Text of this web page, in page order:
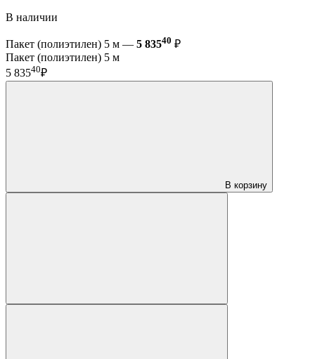
В наличии
Пакет (полиэтилен) 5 м — 5 83540 ₽
Пакет (полиэтилен) 5 м
5 83540₽
В корзину